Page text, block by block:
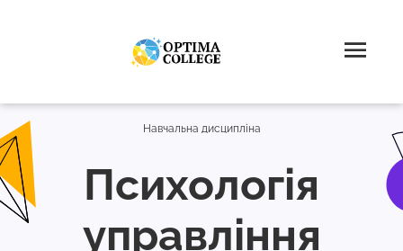
Навчальна дисципліна
Психологія
управління